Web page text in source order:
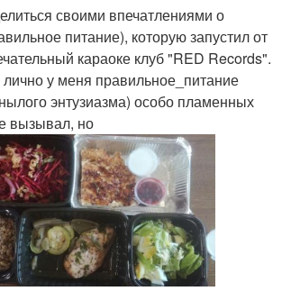
своими впечатлениями о
питание), которую запустил от
караоке клуб "RED Records".
лично у меня правильное_питание
энтузиазма) особо пламенных
вызывал, но